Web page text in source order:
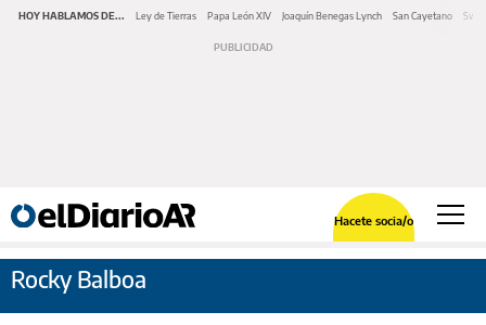
HOY HABLAMOS DE... Ley de Tierras Papa León XIV Joaquín Benegas Lynch San Cayetano
Hacete socia/o
Rocky Balboa